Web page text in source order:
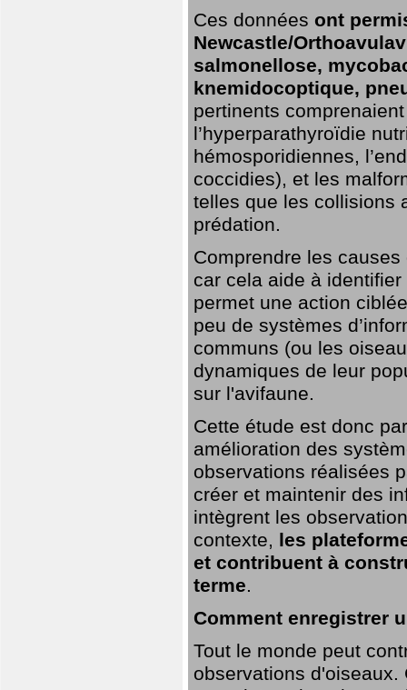
Ces données ont
Newcastle/
salmonellose,
knemidocoptique,
pertinents
l’hyperparathyroïdie
hémosporidiennes,
coccidies), et les
telles que les collisions
prédation.
Comprendre les
car cela aide à
permet une action
peu de systèmes
communs (ou les
dynamiques de leur
sur l'avifaune.
Cette étude est donc
amélioration des
observations réalisées
créer et maintenir des
intègrent les
contexte, les
et contribuent à
terme.
Comment enregistrer
Tout le monde peut
observations